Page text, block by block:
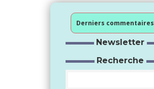
Derniers commentaires
Newsletter
Recherche